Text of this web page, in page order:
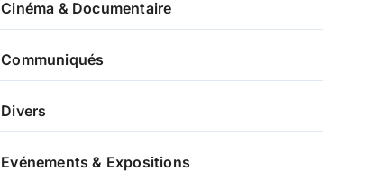
Cinéma & Documentaire
Communiqués
Divers
Evénements & Expositions